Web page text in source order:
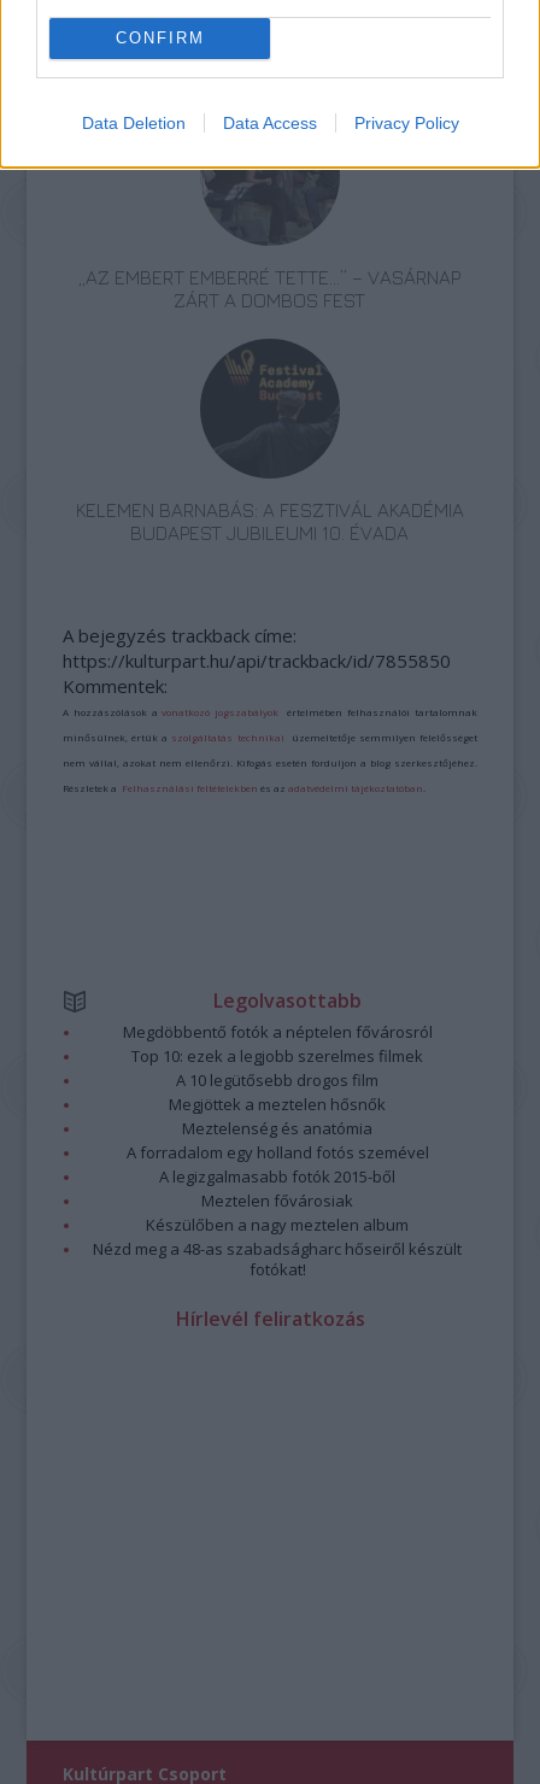
CONFIRM
Data Deletion Data Access Privacy Policy
ELSTARTOLT A MŰVÉSZETEK VÖLGYE
„AZ EMBERT EMBERRÉ TETTE…” – VASÁRNAP
ZÁRT A DOMBOS FEST
KELEMEN BARNABÁS: A FESZTIVÁL AKADÉMIA
BUDAPEST JUBILEUMI 10. ÉVADA
A bejegyzés trackback címe:
https://kulturpart.hu/api/trackback/id/7855850
Kommentek:
A hozzászólások avonatkozó jogszabályok értelmében felhasználói tartalomnak
minősülnek, értük a szolgáltatás technikai üzemeltetője semmilyen felelősséget
nem vállal, azokat nem ellenőrzi. Kifogás esetén forduljon a blog szerkesztőjéhez.
Részletek a Felhasználási feltételekben és azadatvédelmi tájékoztatóban
Legolvasottabb
Megdöbbentő fotók a néptelen fővárosról
Top 10: ezek a legjobb szerelmes filmek
A 10 legütősebb drogos film
Megjöttek a meztelen hősnők
Meztelenség és anatómia
A forradalom egy holland fotós szemével
A legizgalmasabb fotók 2015-ből
Meztelen fővárosiak
Készülőben a nagy meztelen album
Nézd meg a 48-as szabadságharc hőseiről készült
fotókat!
Hírlevél feliratkozás
Kultúrpart Csoport